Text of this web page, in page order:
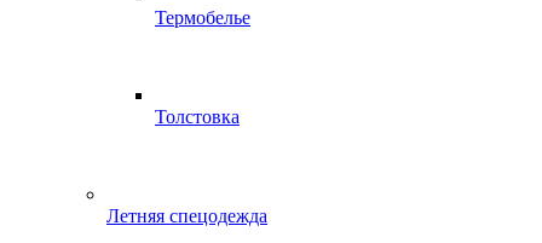
Термобелье
Толстовка
Летняя спецодежда